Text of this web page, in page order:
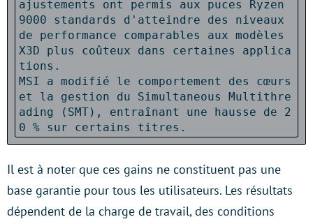
ajustements ont permis aux puces Ryzen
9000 standards d'atteindre des niveaux
de performance comparables aux modèles
X3D plus coûteux dans certaines applica
tions.
MSI a modifié le comportement des cœurs
et la gestion du Simultaneous Multithre
ading (SMT), entraînant une hausse de 2
0 % sur certains titres.
Il est à noter que ces gains ne constituent pas une
base garantie pour tous les utilisateurs. Les résultats
dépendent de la charge de travail, des conditions